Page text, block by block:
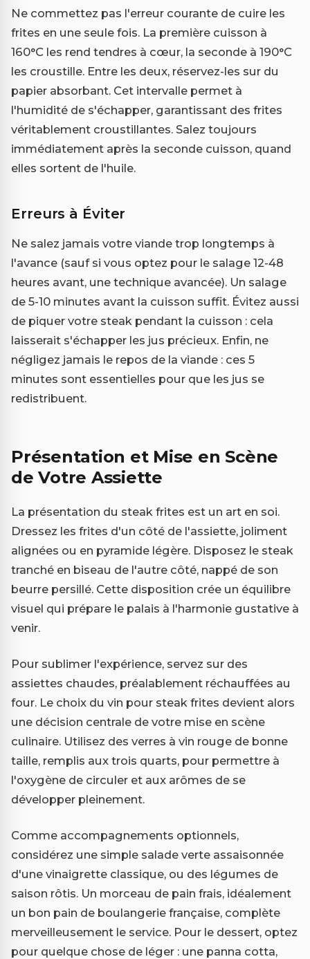
Ne commettez pas l'erreur courante de cuire les
frites en une seule fois. La première cuisson à
160°C les rend tendres à cœur, la seconde à 190°C
les croustille. Entre les deux, réservez-les sur du
papier absorbant. Cet intervalle permet à
l'humidité de s'échapper, garantissant des frites
véritablement croustillantes. Salez toujours
immédiatement après la seconde cuisson, quand
elles sortent de l'huile.
Erreurs à Éviter
Ne salez jamais votre viande trop longtemps à
l'avance (sauf si vous optez pour le salage 12-48
heures avant, une technique avancée). Un salage
de 5-10 minutes avant la cuisson suffit. Évitez aussi
de piquer votre steak pendant la cuisson : cela
laisserait s'échapper les jus précieux. Enfin, ne
négligez jamais le repos de la viande : ces 5
minutes sont essentielles pour que les jus se
redistribuent.
Présentation et Mise en Scène
de Votre Assiette
La présentation du steak frites est un art en soi.
Dressez les frites d'un côté de l'assiette, joliment
alignées ou en pyramide légère. Disposez le steak
tranché en biseau de l'autre côté, nappé de son
beurre persillé. Cette disposition crée un équilibre
visuel qui prépare le palais à l'harmonie gustative à
venir.
Pour sublimer l'expérience, servez sur des
assiettes chaudes, préalablement réchauffées au
four. Le choix du vin pour steak frites devient alors
une décision centrale de votre mise en scène
culinaire. Utilisez des verres à vin rouge de bonne
taille, remplis aux trois quarts, pour permettre à
l'oxygène de circuler et aux arômes de se
développer pleinement.
Comme accompagnements optionnels,
considérez une simple salade verte assaisonnée
d'une vinaigrette classique, ou des légumes de
saison rôtis. Un morceau de pain frais, idéalement
un bon pain de boulangerie française, complète
merveilleusement le service. Pour le dessert, optez
pour quelque chose de léger : une panna cotta,